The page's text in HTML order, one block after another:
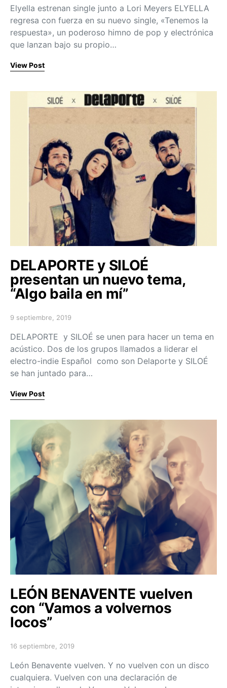
Elyella estrenan single junto a Lori Meyers ELYELLA
regresa con fuerza en su nuevo single, «Tenemos la
respuesta», un poderoso himno de pop y electrónica
que lanzan bajo su propio…
View Post
DELAPORTE y SILOÉ
presentan un nuevo tema,
“Algo baila en mí”
Posted on
9 septiembre, 2019
DELAPORTE y SILOÉ se unen para hacer un tema en
acústico. Dos de los grupos llamados a liderar el
electro-indie Español como son Delaporte y SILOÉ
se han juntado para…
View Post
LEÓN BENAVENTE vuelven
con “Vamos a volvernos
locos”
Posted on
16 septiembre, 2019
León Benavente vuelven. Y no vuelven con un disco
cualquiera. Vuelven con una declaración de